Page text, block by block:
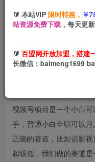
回忆杀对比视频，撸视
时，保底月入过万，新
视频号项目是一个小白
手，普通小白全职可以
正确的赛道，比如说影
超级低，我们做的赛道
🔰 本站VIP 限时特惠， ￥
站资源免费下载， 每天更
🔰 百盟网开放加盟，搭建
长微信：baimeng1699